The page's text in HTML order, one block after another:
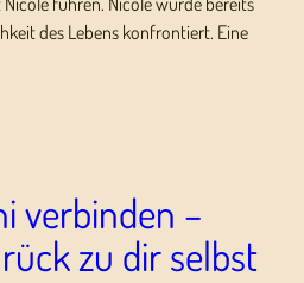
des Lebens konfrontiert. Eine
verbinden –
zu dir selbst